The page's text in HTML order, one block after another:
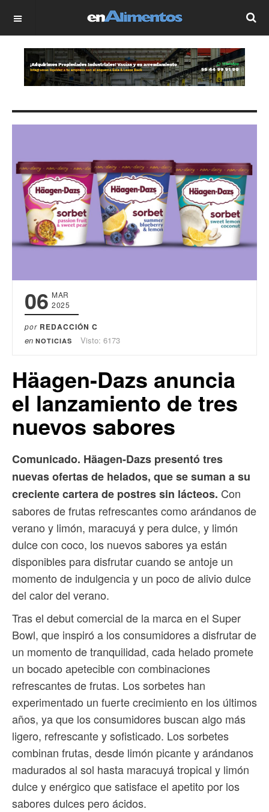
OFF CANVAS
06 MAR
2025
por REDACCIÓN C
en NOTICIAS Visto: 6173
Häagen-Dazs anuncia
el lanzamiento de tres
nuevos sabores
Comunicado. Häagen-Dazs presentó tres
nuevas ofertas de helados, que se suman a su
creciente cartera de postres sin lácteos. Con
sabores de frutas refrescantes como arándanos de
verano y limón, maracuyá y pera dulce, y limón
dulce con coco, los nuevos sabores ya están
disponibles para disfrutar cuando se antoje un
momento de indulgencia y un poco de alivio dulce
del calor del verano.
Tras el debut comercial de la marca en el Super
Bowl, que inspiró a los consumidores a disfrutar de
un momento de tranquilidad, cada helado promete
un bocado apetecible con combinaciones
refrescantes de frutas. Los sorbetes han
experimentado un fuerte crecimiento en los últimos
años, ya que los consumidores buscan algo más
ligero, refrescante y sofisticado. Los sorbetes
combinan frutas, desde limón picante y arándanos
madurados al sol hasta maracuyá tropical y limón
dulce y enérgico que satisface el apetito por los
sabores dulces pero ácidos.